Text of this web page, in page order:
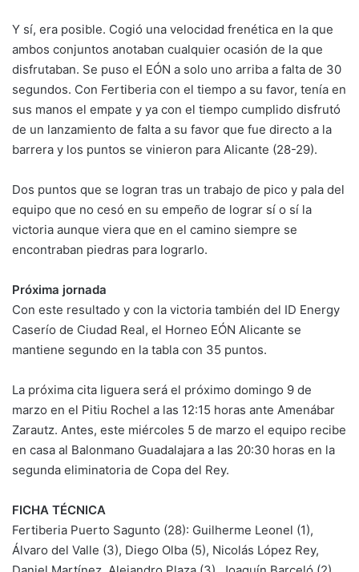
Y sí, era posible. Cogió una velocidad frenética en la que
ambos conjuntos anotaban cualquier ocasión de la que
disfrutaban. Se puso el EÓN a solo uno arriba a falta de 30
segundos. Con Fertiberia con el tiempo a su favor, tenía en
sus manos el empate y ya con el tiempo cumplido disfrutó
de un lanzamiento de falta a su favor que fue directo a la
barrera y los puntos se vinieron para Alicante (28-29).
Dos puntos que se logran tras un trabajo de pico y pala del
equipo que no cesó en su empeño de lograr sí o sí la
victoria aunque viera que en el camino siempre se
encontraban piedras para lograrlo.
Próxima jornada
Con este resultado y con la victoria también del ID Energy
Caserío de Ciudad Real, el Horneo EÓN Alicante se
mantiene segundo en la tabla con 35 puntos.
La próxima cita liguera será el próximo domingo 9 de
marzo en el Pitiu Rochel a las 12:15 horas ante Amenábar
Zarautz. Antes, este miércoles 5 de marzo el equipo recibe
en casa al Balonmano Guadalajara a las 20:30 horas en la
segunda eliminatoria de Copa del Rey.
FICHA TÉCNICA
Fertiberia Puerto Sagunto (28): Guilherme Leonel (1),
Álvaro del Valle (3), Diego Olba (5), Nicolás López Rey,